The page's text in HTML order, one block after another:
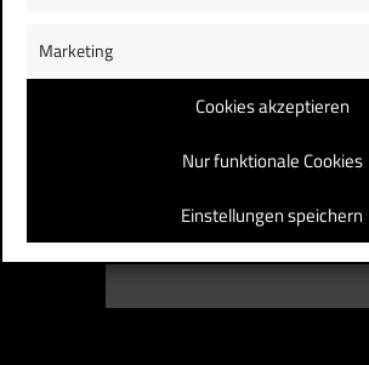
Marketing
Cookies akzeptieren
Nur funktionale Cookies
Einstellungen speichern